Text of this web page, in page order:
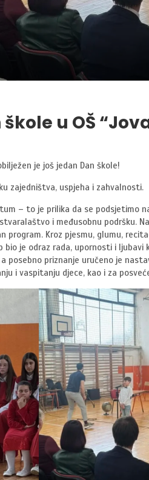
u OŠ
je još jedan Dan škole!
zajedništva, uspjeha i zahvalnosti.
– to je prilika da se podsjetimo
i međusobnu podršku.
program. Kroz pjesmu, glumu,
bio je odraz rada, upornosti i
posebno priznanje uručeno je
i vaspitanju djece, kao i za